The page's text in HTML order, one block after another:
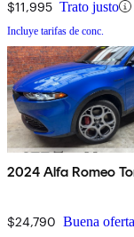
$11,995 Trato justo
Incluye tarifas de conc.
2024 Alfa Romeo
$24,790 Buena oferta